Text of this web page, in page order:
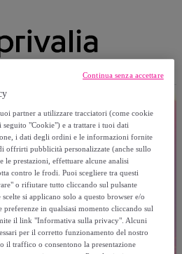
partner a utilizzare tracciatori (come cookie
"Cookie") e a trattare i tuoi dati
i dati degli ordini e le informazioni fornite
offrirti pubblicità personalizzate (anche sullo
le prestazioni, effettuare alcune analisi
contro le frodi. Puoi scegliere tra questi
o rifiutare tutto cliccando sul pulsante
si applicano solo a questo browser e/o
in qualsiasi momento cliccando sul
il link "Informativa sulla privacy". Alcuni
per il corretto funzionamento del nostro
il traffico o consentono la presentazione
Continua senza accettare